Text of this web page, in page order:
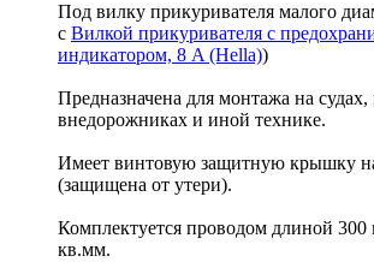
Под вилку прикуривателя малого
с Вилкой прикуривателя с
индикатором, 8 A (Hella))
Предназначена для монтажа на
внедорожниках и иной технике.
Имеет винтовую защитную крышку
(защищена от утери).
Комплектуется проводом длиной
кв.мм.